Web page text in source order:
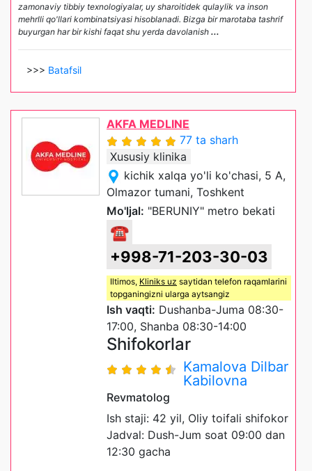
zamonaviy tibbiy texnologiyalar, uy sharoitidek qulaylik va inson
mehrlli qo'llari kombinatsiyasi hisoblanadi. Bizga bir marotaba tashrif
buyurgan har bir kishi faqat shu yerda davolanish ...
>>> Batafsil
AKFA MEDLINE
77 ta sharh
Xususiy klinika
kichik xalqa yo'li ko'chasi, 5 A,
Olmazor tumani, Toshkent
Mo'ljal: "BERUNIY" metro bekati
☎
+998-71-203-30-03
Iltimos, Kliniks uz saytidan telefon raqamlarini
topganingizni ularga aytsangiz
Ish vaqti: Dushanba-Juma 08:30-
17:00, Shanba 08:30-14:00
Shifokorlar
Kamalova Dilbar
Kabilovna
Revmatolog
Ish staji: 42 yil, Oliy toifali shifokor
Jadval: Dush-Jum soat 09:00 dan
12:30 gacha